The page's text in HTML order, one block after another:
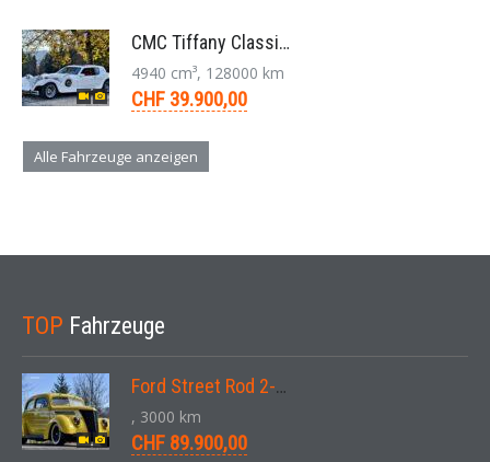
CMC Tiffany Classic Coupé Neoklassiker 5.0 V8 1991
4940 cm³, 128000 km
CHF 39.900,00
Alle Fahrzeuge anzeigen
TOP Fahrzeuge
Ford Street Rod 2-Door V8 Aut. 1937
, 3000 km
CHF 89.900,00